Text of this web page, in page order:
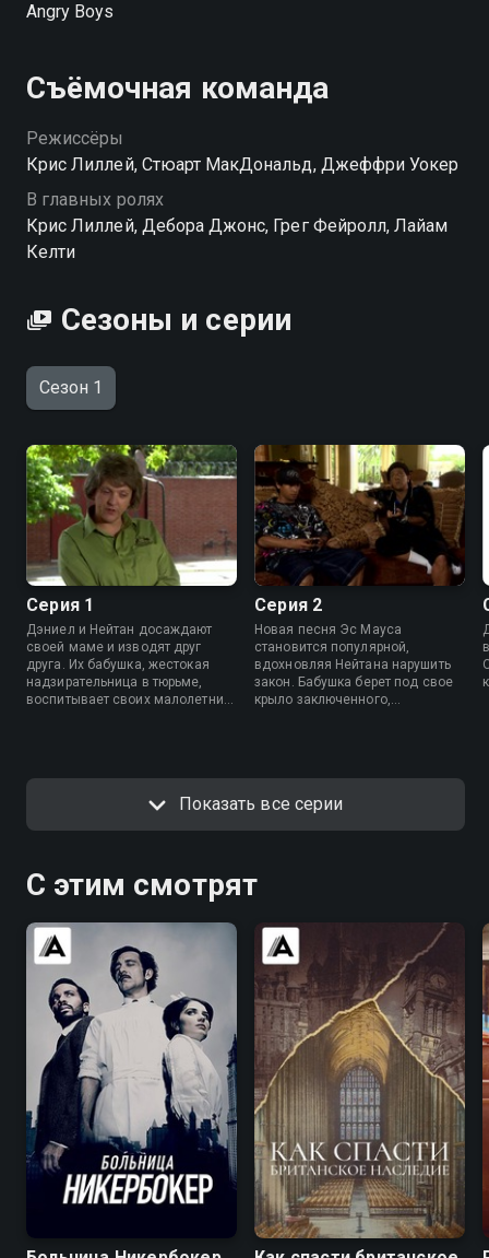
Angry Boys
Съёмочная команда
Режиссёры
Крис Лиллей, Стюарт МакДональд, Джеффри Уокер
В главных ролях
Крис Лиллей, Дебора Джонс, Грег Фейролл, Лайам
Келти
Сезоны и серии
Сезон 1
Серия 1
Дэниел и Нейтан досаждают
своей маме и изводят друг
друга. Их бабушка, жестокая
надзирательница в тюрьме,
воспитывает своих малолетних
Серия 2
Новая песня Эс Мауса
становится популярной,
вдохновляя Нейтана нарушить
закон. Бабушка берет под свое
крыло заключенного,
Показать все серии
С этим смотрят
8.3 8.4 7.4